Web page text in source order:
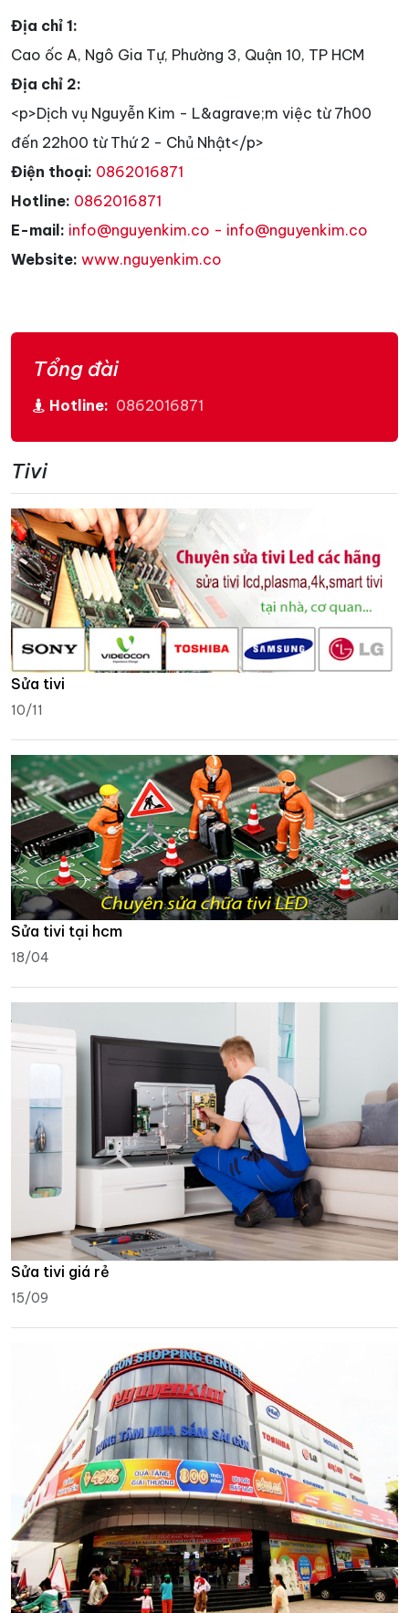
Địa chỉ 1:
Cao ốc A, Ngô Gia Tự, Phường 3, Quận 10, TP HCM
Địa chỉ 2:
<p>Dịch vụ Nguyễn Kim - L&agrave;m việc từ 7h00
đến 22h00 từ Thứ 2 - Chủ Nhật</p>
Điện thoại: 0862016871
Hotline: 0862016871
E-mail: info@nguyenkim.co - info@nguyenkim.co
Website: www.nguyenkim.co
Tổng đài
Hotline: 0862016871
Tivi
Sửa tivi
10/11
Sửa tivi tại hcm
18/04
Sửa tivi giá rẻ
15/09